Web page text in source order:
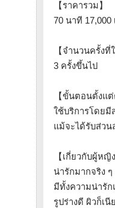
【ราคารวม】
70 นาที 17,000
【จำนวนครั้งที่
3 ครั้งขึ้นไป
【ขั้นตอนตั้งแ
ใช้บริการโดยมี
แม้จะได้รับส่วน
【เกี่ยวกับผู้หญิ
น่ารักมากจริง ๆ
มีทั้งความน่ารัก
รูปร่างดี ผิวก็เ